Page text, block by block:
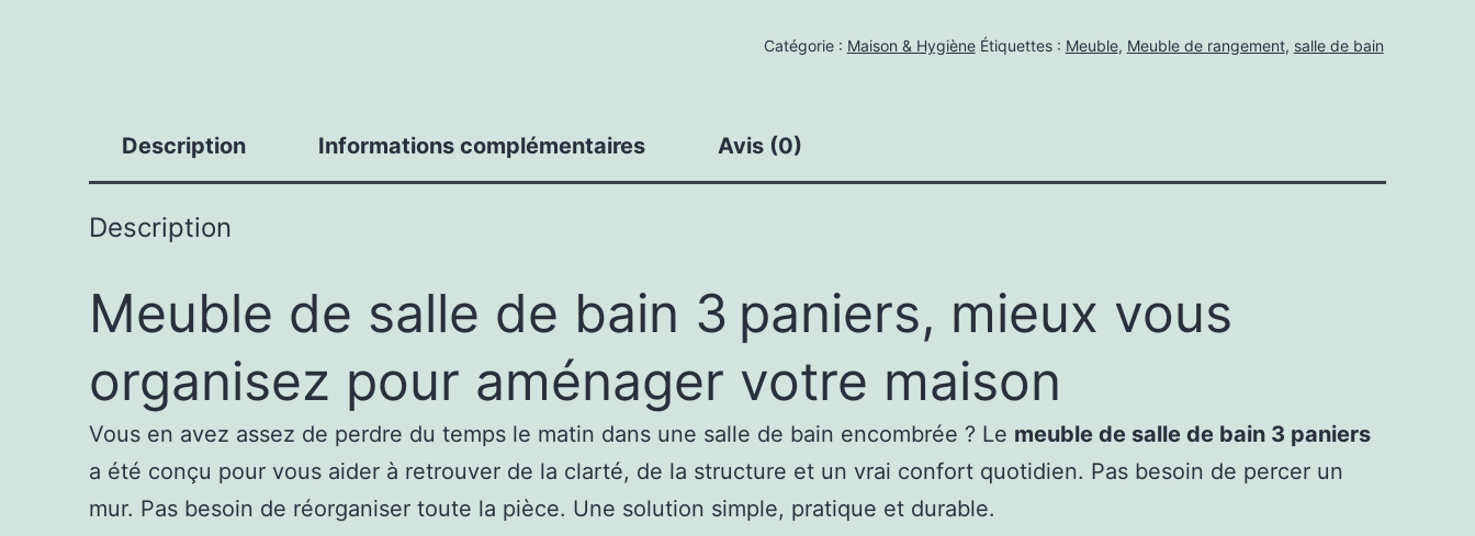
Salle
3
Paniers
-
Catégorie : Maison & Hygiène Étiquettes : Meuble, Meuble de rangement, salle de bain
Description Informations complémentaires Avis (0)
Description
Meuble de salle de bain 3 paniers, mieux vous
organisez pour aménager votre maison
Vous en avez assez de perdre du temps le matin dans une salle de bain encombrée ? Le meuble de salle de bain 3 paniers
a été conçu pour vous aider à retrouver de la clarté, de la structure et un vrai confort quotidien. Pas besoin de percer un
mur. Pas besoin de réorganiser toute la pièce. Une solution simple, pratique et durable.